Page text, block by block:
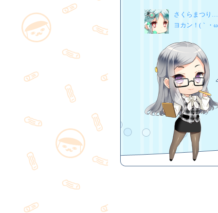
さくらまつり
ヨカン！(｀・ω